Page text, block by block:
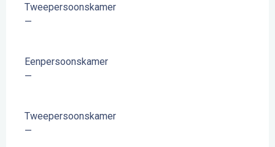
Tweepersoonskamer
—
Eenpersoonskamer
—
Tweepersoonskamer
—